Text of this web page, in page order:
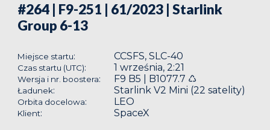
#264 | F9-251 | 61/2023 | Starlink
Group 6-13
Miejsce startu: CCSFS, SLC-40
Czas startu (UTC): 1 września, 2:21
Wersja i nr. boostera: F9 B5 | B1077.7 ♺
Ładunek: Starlink V2 Mini (22 satelity)
Orbita docelowa: LEO
Klient: SpaceX